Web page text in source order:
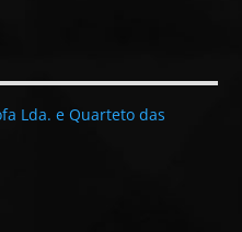
Lda. e Quarteto das